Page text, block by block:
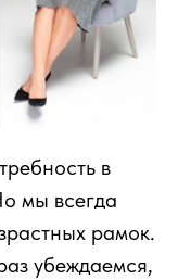
в
мы всегда
рамок.
убеждаемся,